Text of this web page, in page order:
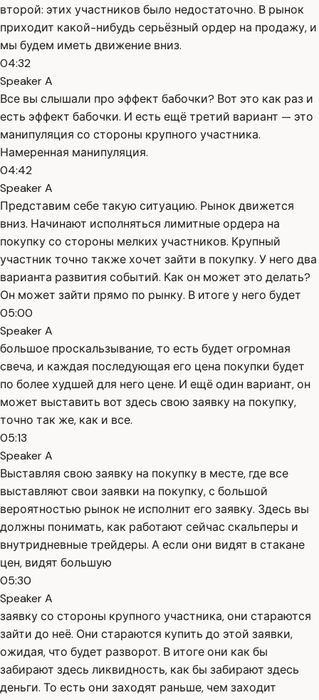
второй: этих участников было недостаточно. В рынок
приходит какой-нибудь серьёзный ордер на продажу, и
мы будем иметь движение вниз.
04:32
Speaker A
Все вы слышали про эффект бабочки? Вот это как раз и
есть эффект бабочки. И есть ещё третий вариант — это
манипуляция со стороны крупного участника.
Намеренная манипуляция.
04:42
Speaker A
Представим себе такую ситуацию. Рынок движется
вниз. Начинают исполняться лимитные ордера на
покупку со стороны мелких участников. Крупный
участник точно также хочет зайти в покупку. У него два
варианта развития событий. Как он может это делать?
Он может зайти прямо по рынку. В итоге у него будет
05:00
Speaker A
большое проскальзывание, то есть будет огромная
свеча, и каждая последующая его цена покупки будет
по более худшей для него цене. И ещё один вариант, он
может выставить вот здесь свою заявку на покупку,
точно так же, как и все.
05:13
Speaker A
Выставляя свою заявку на покупку в месте, где все
выставляют свои заявки на покупку, с большой
вероятностью рынок не исполнит его заявку. Здесь вы
должны понимать, как работают сейчас скальперы и
внутридневные трейдеры. А если они видят в стакане
цен, видят большую
05:30
Speaker A
заявку со стороны крупного участника, они стараются
зайти до неё. Они стараются купить до этой заявки,
ожидая, что будет разворот. В итоге они как бы
забирают здесь ликвидность, как бы забирают здесь
деньги. То есть они заходят раньше, чем заходит